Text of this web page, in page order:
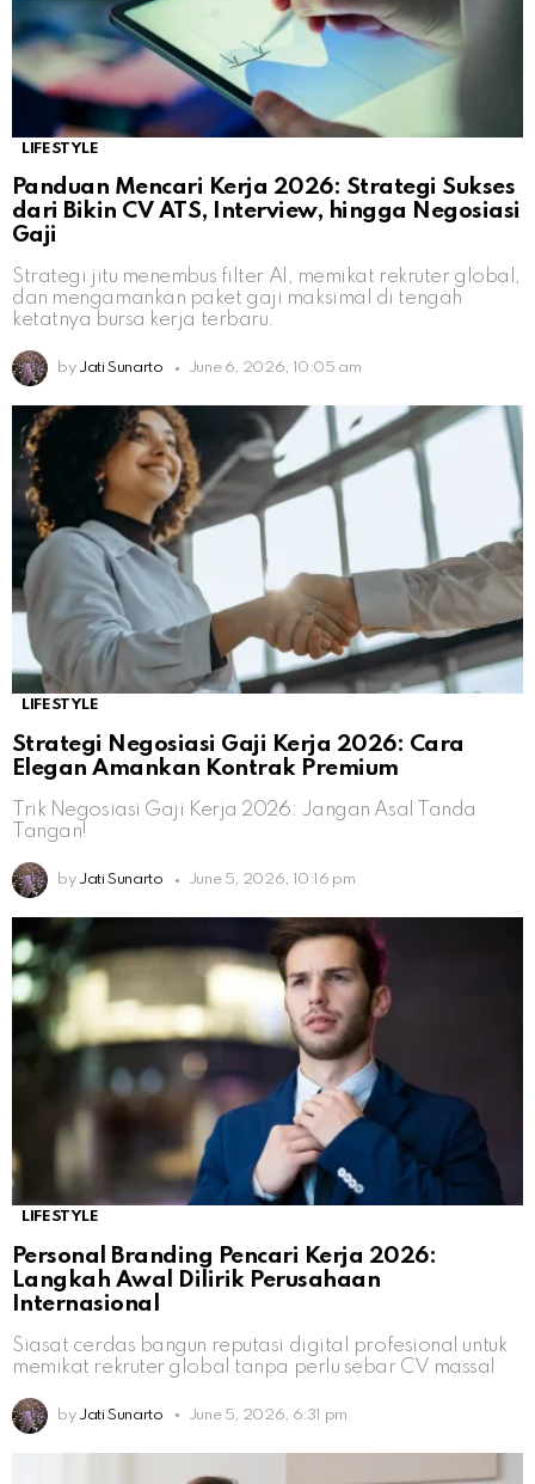
LIFESTYLE
Panduan Mencari Kerja 2026: Strategi Sukses
dari Bikin CV ATS, Interview, hingga Negosiasi
Gaji
Strategi jitu menembus filter AI, memikat rekruter global,
dan mengamankan paket gaji maksimal di tengah
ketatnya bursa kerja terbaru.
by Jati Sunarto June 6, 2026, 10:05 am
LIFESTYLE
Strategi Negosiasi Gaji Kerja 2026: Cara
Elegan Amankan Kontrak Premium
Trik Negosiasi Gaji Kerja 2026: Jangan Asal Tanda
Tangan!
by Jati Sunarto June 5, 2026, 10:16 pm
LIFESTYLE
Personal Branding Pencari Kerja 2026:
Langkah Awal Dilirik Perusahaan
Internasional
Siasat cerdas bangun reputasi digital profesional untuk
memikat rekruter global tanpa perlu sebar CV massal
by Jati Sunarto June 5, 2026, 6:31 pm